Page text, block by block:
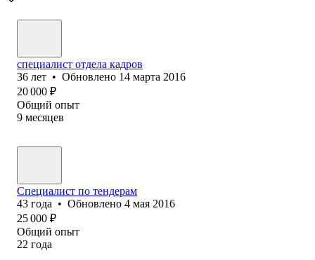
специалист отдела кадров
36 лет • Обновлено 14 марта 2016
20 000 ₽
Общий опыт
9 месяцев
Специалист по тендерам
43 года • Обновлено 4 мая 2016
25 000 ₽
Общий опыт
22 года